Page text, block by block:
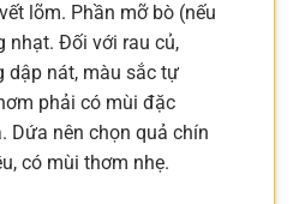
lõm. Phần mỡ bò (nếu
nhạt. Đối với rau củ,
dập nát, màu sắc tự
phải có mùi đặc
Dứa nên chọn quả chín
có mùi thơm nhẹ.